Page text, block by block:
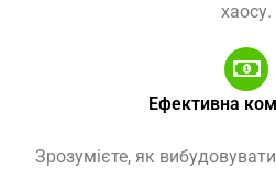
хаосу.
Ефективна
Зрозумієте, як